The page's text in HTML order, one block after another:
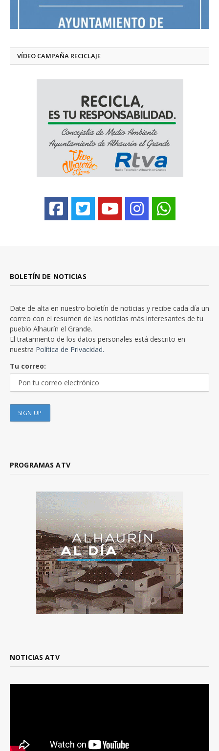
VÍDEO CAMPAÑA RECICLAJE
BOLETÍN DE NOTICIAS
Date de alta en nuestro boletín de noticias y recibe cada día un
correo con el resumen de las noticias más interesantes de tu
pueblo Alhaurín el Grande.
El tratamiento de los datos personales está descrito en
nuestra Política de Privacidad.
Tu correo:
PROGRAMAS ATV
NOTICIAS ATV